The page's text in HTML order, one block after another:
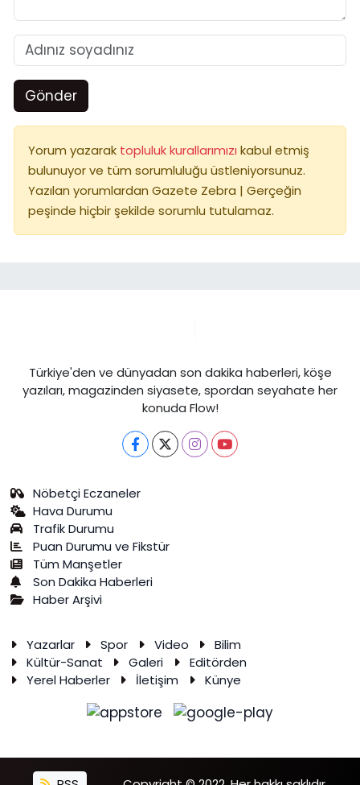
Gönder
Yorum yazarak topluluk kurallarımızı kabul etmiş
bulunuyor ve tüm sorumluluğu üstleniyorsunuz.
Yazılan yorumlardan Gazete Zebra | Gerçeğin
peşinde hiçbir şekilde sorumlu tutulamaz.
Türkiye'den ve dünyadan son dakika haberleri, köşe
yazıları, magazinden siyasete, spordan seyahate her
konuda Flow!
Nöbetçi Eczaneler
Hava Durumu
Trafik Durumu
Puan Durumu ve Fikstür
Tüm Manşetler
Son Dakika Haberleri
Haber Arşivi
Yazarlar Spor Video
Bilim
Kültür-Sanat
Galeri
Editörden
Yerel Haberler
İletişim Künye